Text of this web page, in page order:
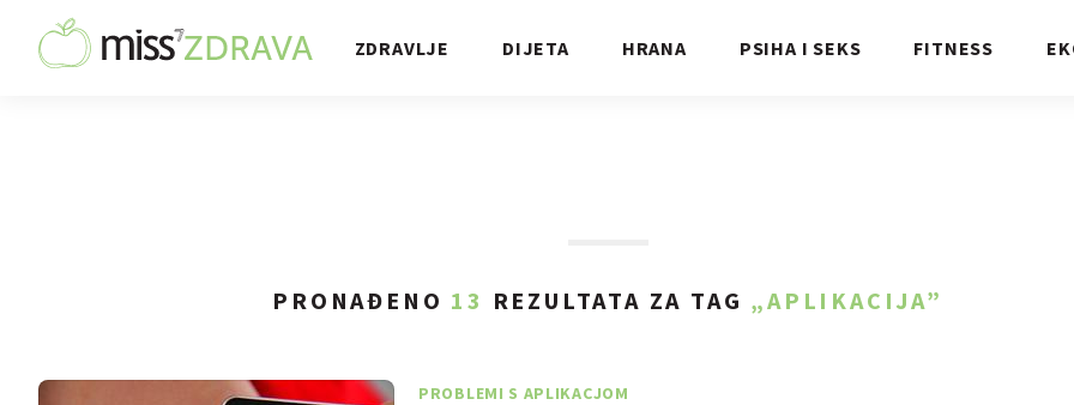
ZDRAVLJE DIJETA HRANA PSIHA I SEKS FITNESS
PRONAĐENO 13 REZULTATA ZA TAG „APLIKACIJA”
PROBLEMI S APLIKACJOM